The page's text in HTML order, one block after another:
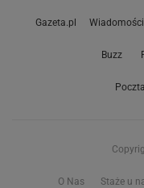
Gazeta.pl Wiadomości
Buzz
Poczta
O Nas Staże u